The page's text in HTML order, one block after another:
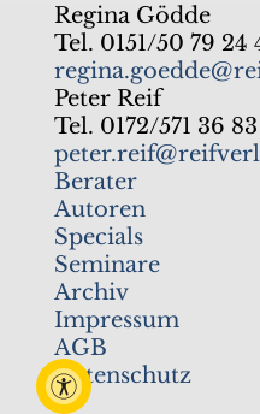
Regina Gödde
Tel. 0151/50 79 24
Peter Reif
Tel. 0172/571 36 83
Berater
Autoren
Specials
Seminare
Archiv
Impressum
AGB
Datenschutz